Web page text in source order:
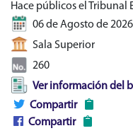
Hace públicos el Tribunal
06 de Agosto de 2026
Sala Superior
260
Ver información del
Compartir
Compartir